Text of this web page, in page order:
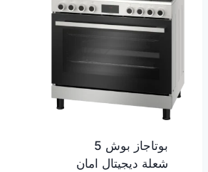
بوتاجاز بوش 5
شعلة ديجيتال امان